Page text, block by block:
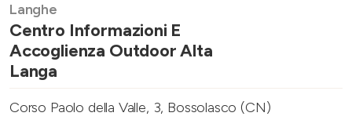
Langhe
Centro Informazioni E
Accoglienza Outdoor Alta
Langa
Corso Paolo della Valle, 3, Bossolasco (CN)